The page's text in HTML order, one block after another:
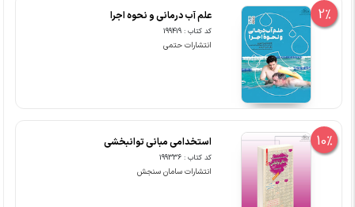
2% علم آب درمانی و نحوه اجرا
کد کتاب : 199419
انتشارات حتمی
10% استخدامی مبانی توانبخشی
کد کتاب : 199336
انتشارات سامان سنجش